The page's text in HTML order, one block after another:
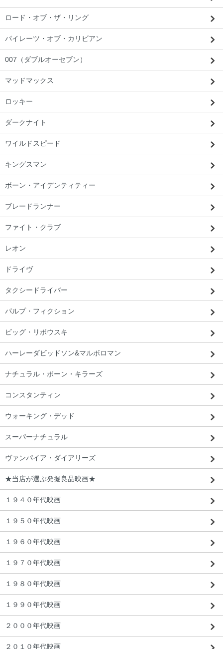
ロード・オブ・ザ・リング
パイレーツ・オブ・カリビアン
007（ダブルオーセブン）
マッドマックス
ロッキー
ダークナイト
ワイルドスピード
キングスマン
ボーン・アイデンティティー
ブレードランナー
ファイト・クラブ
レオン
ドライヴ
タクシードライバー
パルプ・フィクション
ビッグ・リボウスキ
ハーレーダビッドソン&マルボロマン
ナチュラル・ボーン・キラーズ
コンスタンティン
ウォーキング・デッド
スーパーナチュラル
ヴァンパイア・ダイアリーズ
★当店が選ぶ発掘良品映画★
１９４０年代映画
１９５０年代映画
１９６０年代映画
１９７０年代映画
１９８０年代映画
１９９０年代映画
２０００年代映画
２０１０年代映画